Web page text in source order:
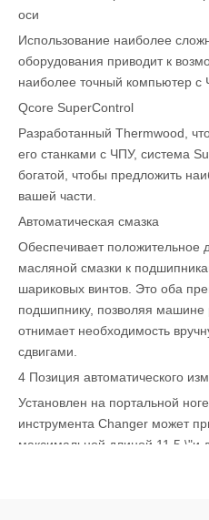
оси
Использование наиболее
оборудования приводит к
наиболее точный компьютер с
Qcore SuperControl
Разработанный Thermwood,
его станками с ЧПУ, система
богатой, чтобы предложить
вашей части.
Автоматическая смазка
Обеспечивает положительное
масляной смазки к
шариковых винтов. Это оба
подшипнику, позволяя машине
отнимает необходимость
сдвигами.
4 Позиция автоматического
Установлен на портальной
инструмента Changer может
максимальной длиной 11,5 \"и